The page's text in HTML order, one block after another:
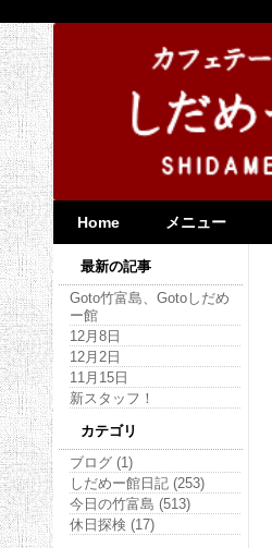
Home メニュー
最新の記事
Goto竹富島、Gotoしだめ
ー館
12月8日
12月2日
11月15日
新スタッフ！
カテゴリ
ブログ (1)
しだめー館日記 (253)
今日の竹富島 (513)
休日探検 (17)